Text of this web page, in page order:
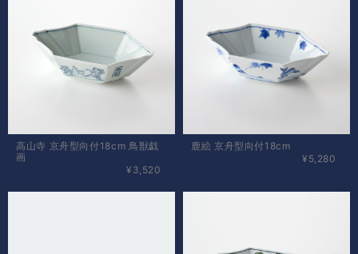
高山寺 京舟型向付18cm 鳥獣戯
画
¥3,520
鹿絵 京舟型向付18cm
¥5,280